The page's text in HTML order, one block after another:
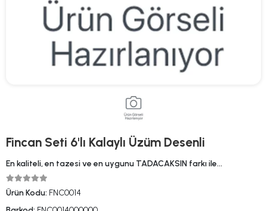
Fincan Seti 6'lı Kalaylı Üzüm Desenli
En kaliteli, en tazesi ve en uygunu TADACAKSIN farkı ile…
Ürün Kodu: FNC0014